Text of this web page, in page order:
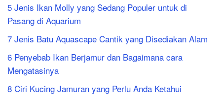
5 Jenis Ikan Molly yang Sedang Populer untuk di
Pasang di Aquarium
7 Jenis Batu Aquascape Cantik yang Disediakan Alam
6 Penyebab Ikan Berjamur dan Bagaimana cara
Mengatasinya
8 Ciri Kucing Jamuran yang Perlu Anda Ketahui